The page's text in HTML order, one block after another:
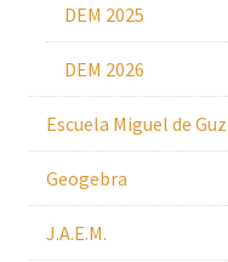
DEM 2025
DEM 2026
Escuela Miguel de
Geogebra
J.A.E.M.